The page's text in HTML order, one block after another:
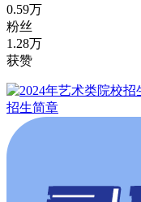
0.59万
粉丝
1.28万
获赞
招生简章